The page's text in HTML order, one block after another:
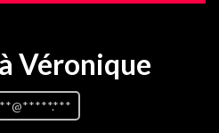
à Véronique